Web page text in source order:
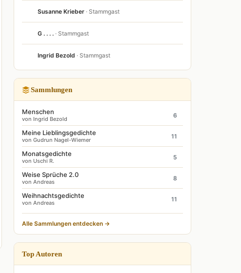
Susanne Krieber · Stammgast
G . . . . · Stammgast
Ingrid Bezold · Stammgast
Sammlungen
Menschen
von Ingrid Bezold
6
Meine Lieblingsgedichte
von Gudrun Nagel-Wiemer
11
Monatsgedichte
von Uschi R.
5
Weise Sprüche 2.0
von Andreas
8
Weihnachtsgedichte
von Andreas
11
Alle Sammlungen entdecken →
Top Autoren